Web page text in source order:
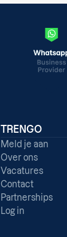
TRENGO
Meld je aan
Over ons
Vacatures
Contact
Partnerships
Log in